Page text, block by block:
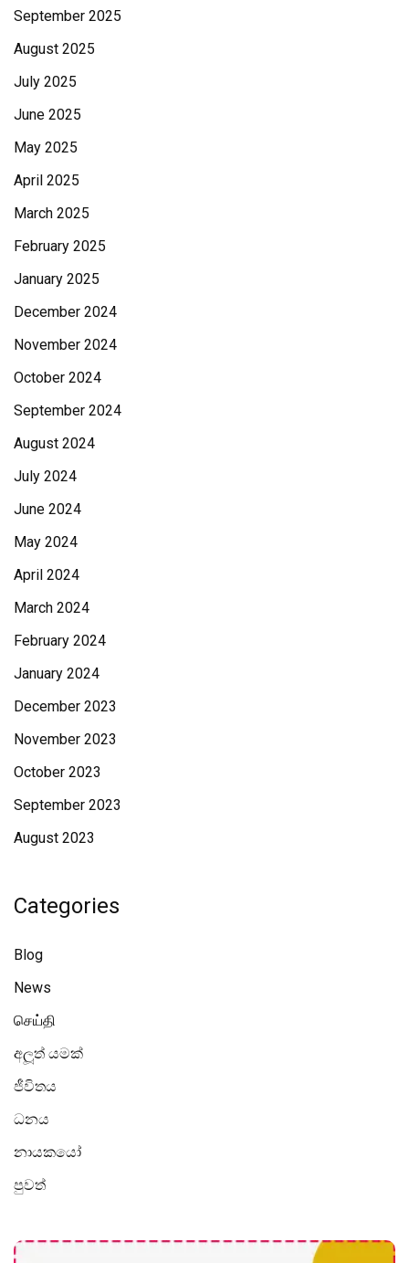
September 2025
August 2025
July 2025
June 2025
May 2025
April 2025
March 2025
February 2025
January 2025
December 2024
November 2024
October 2024
September 2024
August 2024
July 2024
June 2024
May 2024
April 2024
March 2024
February 2024
January 2024
December 2023
November 2023
October 2023
September 2023
August 2023
Categories
Blog
News
செய்தி
අලූත් යමක්
ජීවිතය
ධනය
නායකයෝ
පුවත්